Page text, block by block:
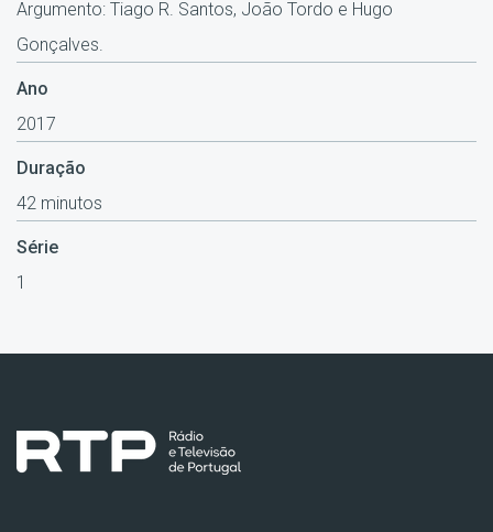
Argumento: Tiago R. Santos, João Tordo e Hugo
Gonçalves.
Ano
2017
Duração
42 minutos
Série
1